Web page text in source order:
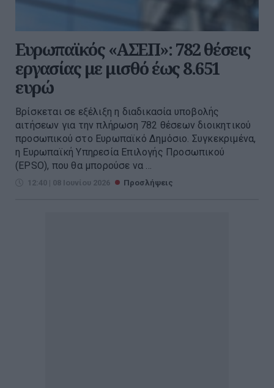
Ευρωπαϊκός «ΑΣΕΠ»: 782 θέσεις
εργασίας με μισθό έως 8.651
ευρώ
Βρίσκεται σε εξέλιξη η διαδικασία υποβολής
αιτήσεων για την πλήρωση 782 θέσεων διοικητικού
προσωπικού στο Ευρωπαϊκό Δημόσιο. Συγκεκριμένα,
η Ευρωπαϊκή Υπηρεσία Επιλογής Προσωπικού
(EPSO), που θα μπορούσε να ...
12:40 | 08 Ιουνίου 2026 Προσλήψεις